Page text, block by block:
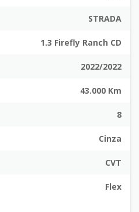
STRADA
1.3 Firefly Ranch CD
2022/2022
43.000 Km
8
Cinza
CVT
Flex